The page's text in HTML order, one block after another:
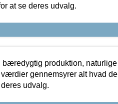
at se deres udvalg.
bæredygtig produktion, naturlige
gennemsyrer alt hvad de
udvalg.